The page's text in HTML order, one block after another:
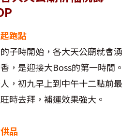
跑點
子時開始，各大天公廟就會湧
，是迎接大Boss的第一時間。
，初九早上到中午十二點前最
時去拜，補運效果強大。
品